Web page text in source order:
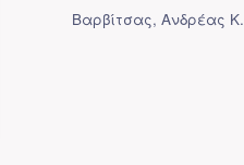
Βαρβίτσας, Ανδρέας Κ.